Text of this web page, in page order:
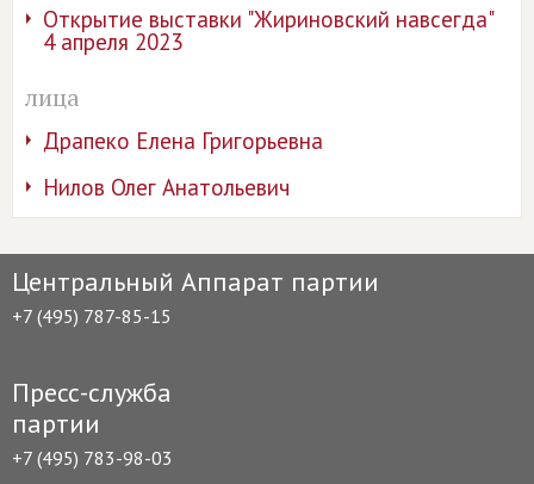
Открытие выставки "Жириновский навсегда"
4 апреля 2023
лица
Драпеко Елена Григорьевна
Нилов Олег Анатольевич
Центральный Аппарат партии
+7 (495) 787-85-15
Пресс-служба
партии
+7 (495) 783-98-03